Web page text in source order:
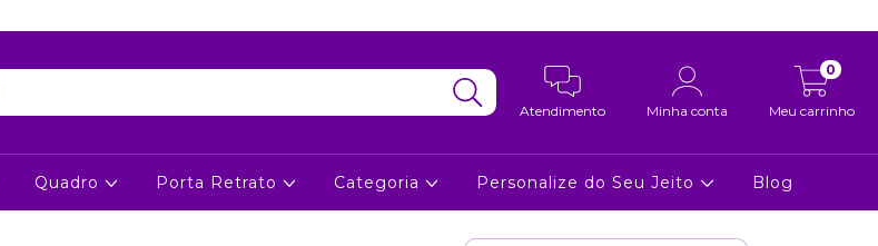
Atendimento Minha conta Meu carrinho
0
Quadro Porta Retrato Categoria Personalize do Seu Jeito Blog